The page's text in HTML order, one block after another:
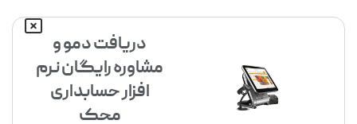
دریافت دمو و
مشاوره رایگان نرم
افزار حسابداری
محک